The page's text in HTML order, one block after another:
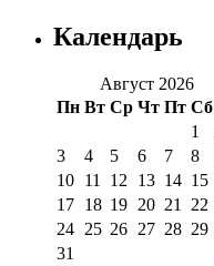
Календарь
Август 2026
Пн Вт Ср Чт Пт Сб
1
3
4 5 6 7 8
10 11 12 13 14 15
17 18 19 20 21 22
24 25 26 27 28 29
31